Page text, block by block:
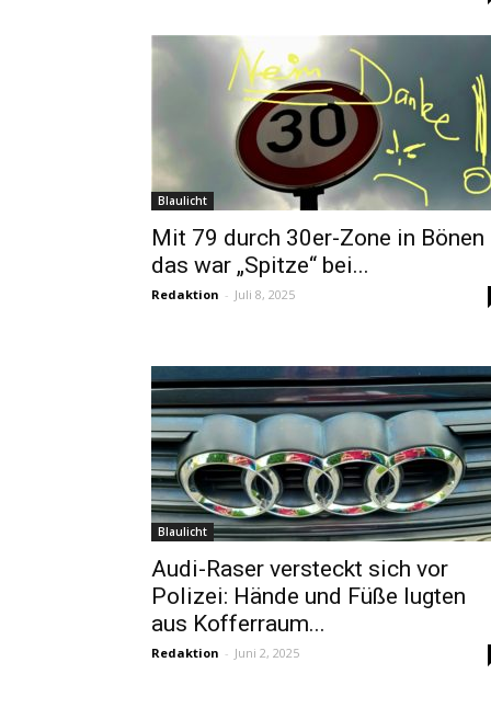
Blaulicht
Mit 79 durch 30er-Zone in Bönen
das war „Spitze“ bei...
Redaktion - Juli 8, 2025
Blaulicht
Audi-Raser versteckt sich vor
Polizei: Hände und Füße lugten
aus Kofferraum...
Redaktion - Juni 2, 2025